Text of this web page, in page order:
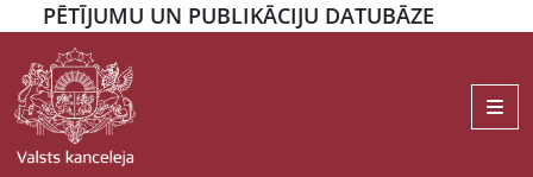
PĒTĪJUMU UN PUBLIKĀCIJU DATUBĀZE